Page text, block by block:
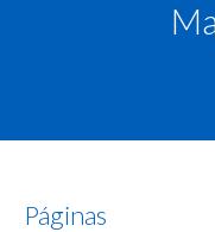
Páginas